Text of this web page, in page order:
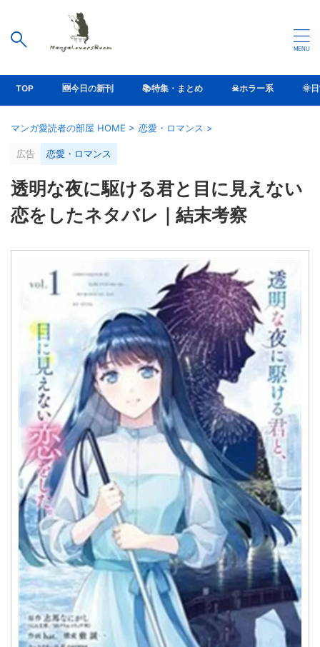
TOP 🆕今日の新刊 📚特集・まとめ ☠ホラー系 🌞
マンガ愛読者の部屋 HOME > 恋愛・ロマンス >
広告 恋愛・ロマンス
透明な夜に駆ける君と目に見えない
恋をしたネタバレ｜結末考察